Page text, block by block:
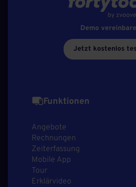
Demo
Jetzt kostenlos
Funktionen
Angebote
Rechnungen
Zeiterfassung
Mobile App
Tour
Erklärvideo